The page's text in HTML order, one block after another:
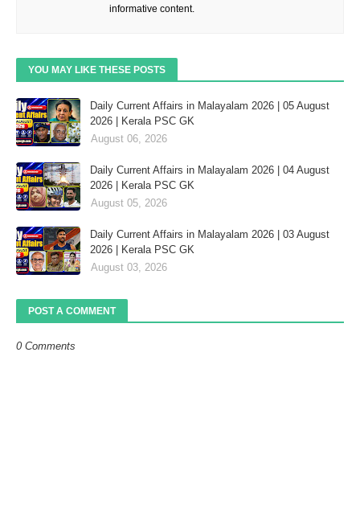
informative content.
YOU MAY LIKE THESE POSTS
Daily Current Affairs in Malayalam 2026 | 05 August
2026 | Kerala PSC GK
August 06, 2026
Daily Current Affairs in Malayalam 2026 | 04 August
2026 | Kerala PSC GK
August 05, 2026
Daily Current Affairs in Malayalam 2026 | 03 August
2026 | Kerala PSC GK
August 03, 2026
POST A COMMENT
0 Comments